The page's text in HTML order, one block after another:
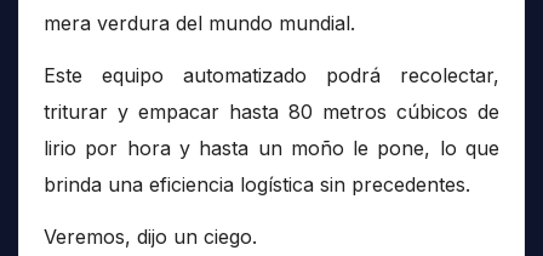
mera verdura del mundo mundial.
Este equipo automatizado podrá recolectar,
triturar y empacar hasta 80 metros cúbicos de
lirio por hora y hasta un moño le pone, lo que
brinda una eficiencia logística sin precedentes.
Veremos, dijo un ciego.